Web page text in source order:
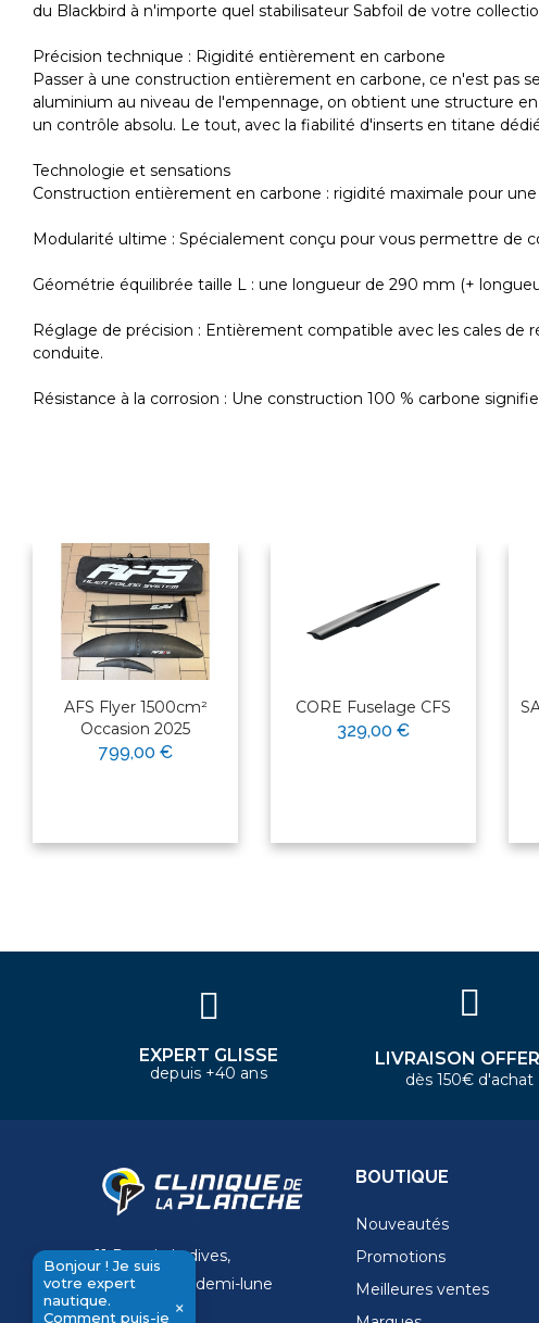
du Blackbird à n'importe quel stabilisateur Sabfoil de votre
Précision technique : Rigidité entièrement en carbone
Passer à une construction entièrement en carbone, ce n'est pas
aluminium au niveau de l'empennage, on obtient une structure
un contrôle absolu. Le tout, avec la fiabilité d'inserts en titane
Technologie et sensations
Construction entièrement en carbone : rigidité maximale pour
Modularité ultime : Spécialement conçu pour vous permettre de
Géométrie équilibrée taille L : une longueur de 290 mm (+
Réglage de précision : Entièrement compatible avec les cales
conduite.
Résistance à la corrosion : Une construction 100 % carbone
AFS Flyer 1500cm²
Occasion 2025
799,00 €
CORE Fuselage CFS
329,00 €
×
Bonjour ! Je suis
votre expert
nautique.
Comment puis-je ×
EXPERT GLISSE
depuis +40 ans
LIVRAISON
dès 150€ d'achat
11 Rue de la dives,
4 Place de la demi-lune
14000 Caen
BOUTIQUE
Nouveautés
Promotions
Meilleures ventes